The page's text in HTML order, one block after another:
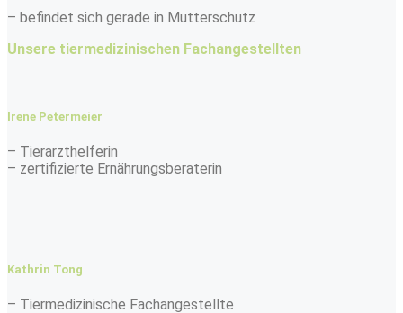
– befindet sich gerade in Mutterschutz
Unsere tiermedizinischen Fachangestellten
Irene Petermeier
– Tierarzthelferin
– zertifizierte Ernährungsberaterin
Kathrin Tong
– Tiermedizinische Fachangestellte